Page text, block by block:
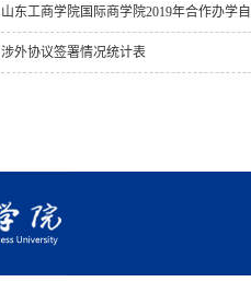
山东工商学院国际商学院2019年合作办学
涉外协议签署情况统计表